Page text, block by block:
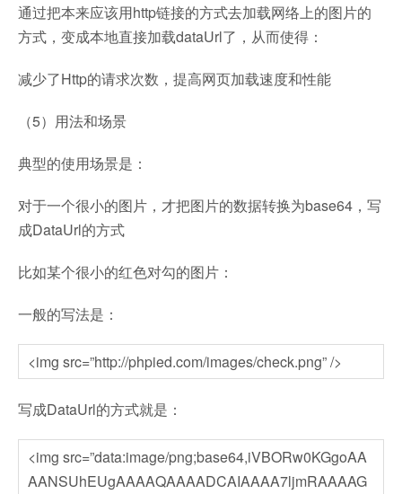
通过把本来应该用http链接的方式去加载网络上的图片的
方式，变成本地直接加载dataUrl了，从而使得：
减少了Http的请求次数，提高网页加载速度和性能
（5）用法和场景
典型的使用场景是：
对于一个很小的图片，才把图片的数据转换为base64，写
成DataUrl的方式
比如某个很小的红色对勾的图片：
一般的写法是：
<img src=”http://phpied.com/images/check.png” />
写成DataUrl的方式就是：
<img src=”data:image/png;base64,iVBORw0KGgoAA
AANSUhEUgAAAAQAAAADCAIAAAA7ljmRAAAAG